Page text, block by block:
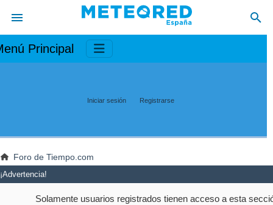
Principal
Iniciar sesión Registrarse
Foro de Tiempo.com
¡Advertencia!
Solamente usuarios registrados tienen acceso a esta